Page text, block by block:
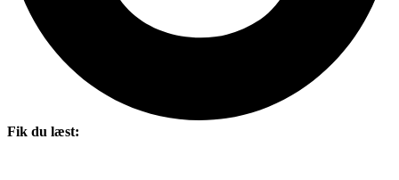
Fik du læst: